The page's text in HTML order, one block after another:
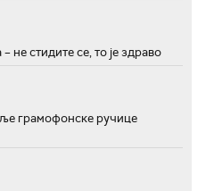
не стидите се, то је здраво
грамофонске ручице